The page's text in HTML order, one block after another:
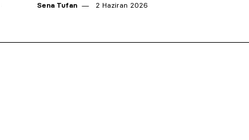
Sena Tufan 2 Haziran 2026